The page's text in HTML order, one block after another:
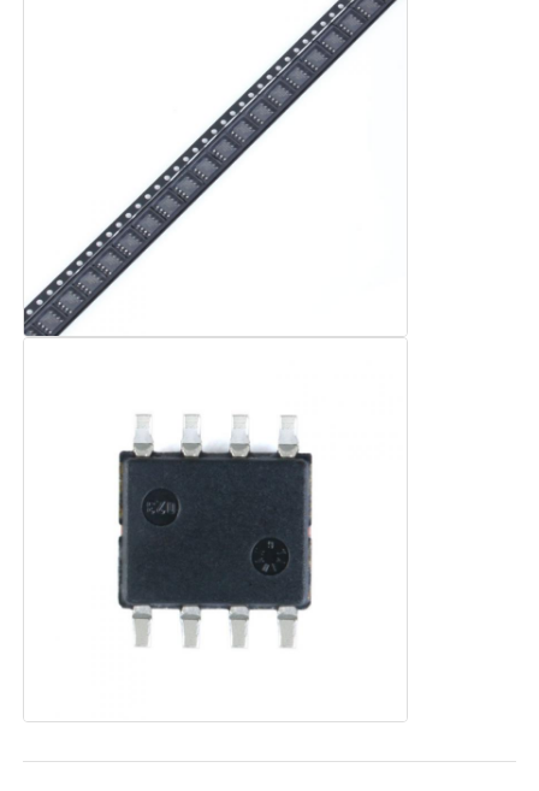
SRAM-chip
NOR Flash
ADC DAC
RF-geïntegreerde schakelingen